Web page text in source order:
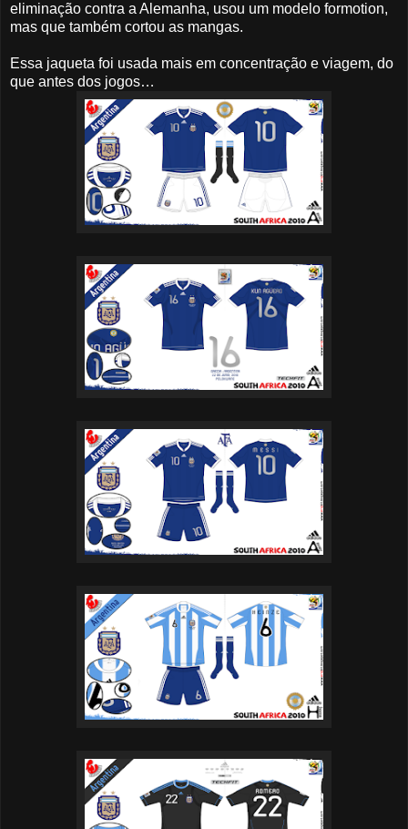
eliminação contra a Alemanha, usou um modelo formotion,
mas que também cortou as mangas.
Essa jaqueta foi usada mais em concentração e viagem, do
que antes dos jogos…